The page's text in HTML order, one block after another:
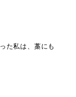
た私は、藁にも